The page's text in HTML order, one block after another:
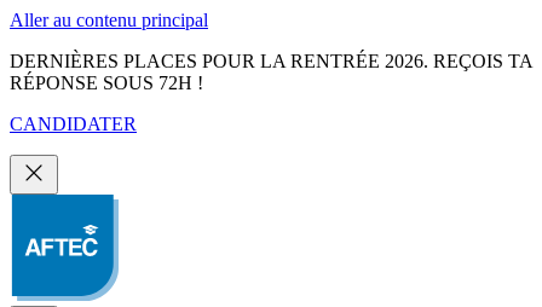
Aller au contenu principal
DERNIÈRES PLACES POUR LA RENTRÉE 2026. REÇOIS TA
RÉPONSE SOUS 72H !
CANDIDATER